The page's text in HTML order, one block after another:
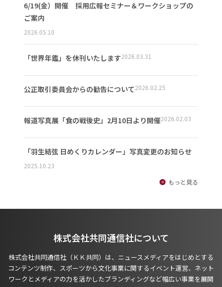
6/19(金）開催 採用広報セミナー＆ワークショップの
ご案内
2026.05.10
「世界年鑑」を休刊いたします2026.03.31
公正取引委員会からの勧告について2026.02.25
報道写真展「食の戦後史」2月10日より開催2026.02.03
「羽生結弦 日めくりカレンダー」写真変更のお知らせ
2025.10.23
もっと見る
株式会社共同通信社について
株式会社共同通信社（ＫＫ共同）は、ニュースメディアをはじめとする
コンテンツ制作、スポーツから文化事業に関するイベント運営、ネット
ワークとメディアの力を活かしたブランディングなど幅広い事業を展開